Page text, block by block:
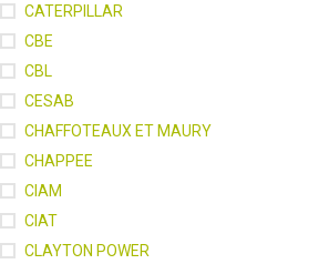
CATERPILLAR
CBE
CBL
CESAB
CHAFFOTEAUX ET MAURY
CHAPPEE
CIAM
CIAT
CLAYTON POWER